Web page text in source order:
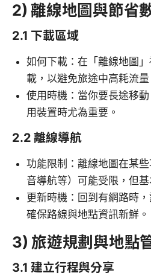
2) 離線地圖與節省
2.1 下載區域
如何下載：在「離線地圖
載，以避免旅途中高耗流量
使用時機：當你要長途移
用裝置時尤為重要。
2.2 離線導航
功能限制：離線地圖在某
音導航等）可能受限，但基
更新時機：回到有網路時
確保路線與地點資訊新鮮。
3) 旅遊規劃與地點
3.1 建立行程與分享